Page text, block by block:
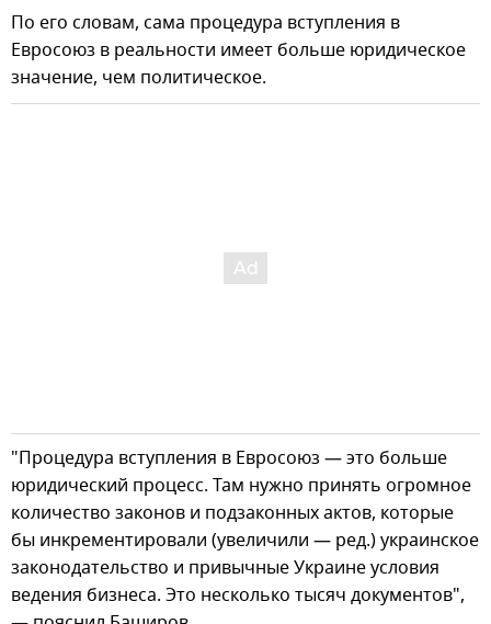
По его словам, сама процедура вступления в
Евросоюз в реальности имеет больше юридическое
значение, чем политическое.
"Процедура вступления в Евросоюз — это больше
юридический процесс. Там нужно принять огромное
количество законов и подзаконных актов, которые
бы инкрементировали (увеличили — ред.) украинское
законодательство и привычные Украине условия
ведения бизнеса. Это несколько тысяч документов",